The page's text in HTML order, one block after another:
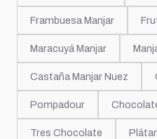
Frambuesa Manjar
Maracuyá Manjar
Castaña Manjar Nuez
Pompadour
Tres Chocolate